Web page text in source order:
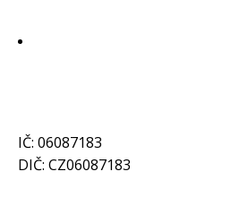
IČ: 06087183
DIČ: CZ06087183